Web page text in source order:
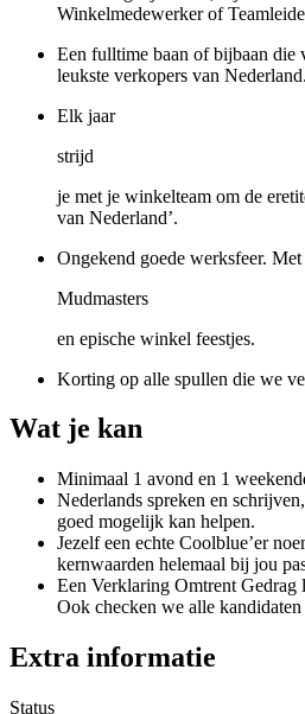
Winkelmedewerker of
Een fulltime baan of bijbaan die
leukste verkopers van Nederland.
Elk jaar
strijd
je met je winkelteam om de
van Nederland’.
Ongekend goede werksfeer.
Mudmasters
en epische winkel feestjes.
Korting op alle spullen die we
Wat je kan
Minimaal 1 avond en 1
Nederlands spreken en
goed mogelijk kan helpen.
Jezelf een echte Coolblue’er
kernwaarden helemaal bij jou
Een Verklaring Omtrent Gedrag
Ook checken we alle
Extra informatie
Status